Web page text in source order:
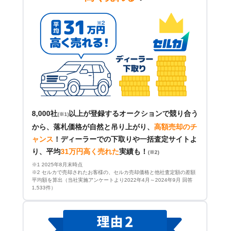
8,000社(※1) 以上が登録するオークションで競り合う
から、落札価格が自然と吊り上がり、 高額売却のチ
ャンス ！ ディーラーでの下取りや一括査定サイトよ
り、平均31万円高く売れた実績も！ (※2)
※1 2025年8月末時点
※2 セルカで売却されたお客様の、セルカ売却価格と他社査定額の差額
平均額を算出（当社実施アンケートより2022年4月～2024年9月 回答
1,533件）